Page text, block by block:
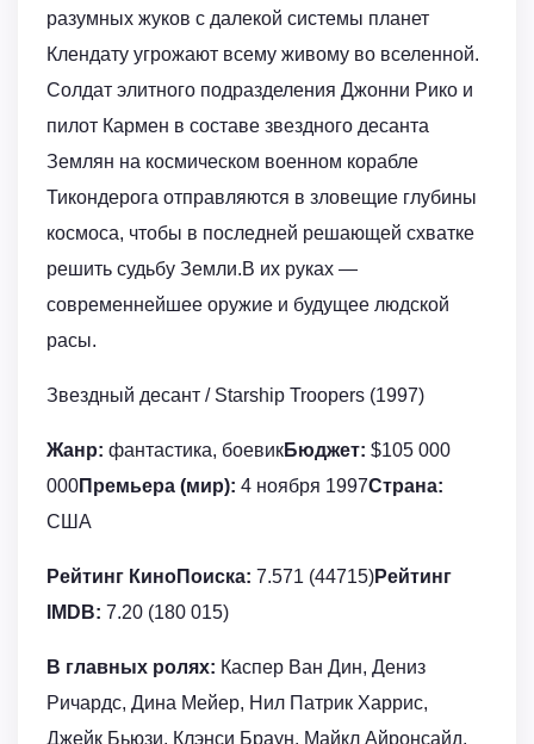
разумных жуков с далекой системы планет
Клендату угрожают всему живому во вселенной.
Солдат элитного подразделения Джонни Рико и
пилот Кармен в составе звездного десанта
Землян на космическом военном корабле
Тикондерога отправляются в зловещие глубины
космоса, чтобы в последней решающей схватке
решить судьбу Земли.В их руках —
современнейшее оружие и будущее людской
расы.
Звездный десант / Starship Troopers (1997)
Жанр: фантастика, боевикБюджет: $105 000
000Премьера (мир): 4 ноября 1997Страна:
США
Рейтинг КиноПоиска: 7.571 (44715)Рейтинг
IMDB: 7.20 (180 015)
В главных ролях: Каспер Ван Дин, Дениз
Ричардс, Дина Мейер, Нил Патрик Харрис,
Джейк Бьюзи, Клэнси Браун, Майкл Айронсайд,